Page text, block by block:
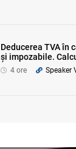
Deducerea TVA în
și impozabile.
4 ore Speaker